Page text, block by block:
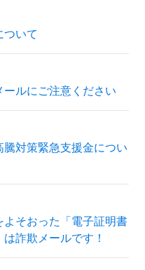
ついて
ルにご注意ください
対策緊急支援金につい
そおった「電子証明書
詐欺メールです！